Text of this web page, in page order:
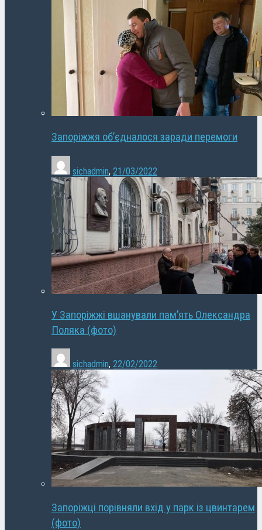
Запоріжжя об’єдналося заради перемоги
sichadmin, 21/03/2022
У Запоріжжі вшанували пам’ять Олександра
Поляка (фото)
sichadmin, 22/02/2022
Запоріжці порівняли вхід у парк із цвинтарем
(фото)